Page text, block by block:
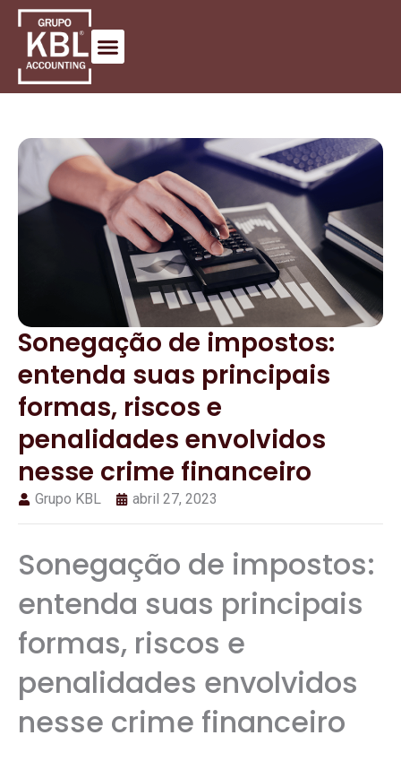
Sonegação de impostos:
entenda suas principais
formas, riscos e
penalidades envolvidos
nesse crime financeiro
Grupo KBL abril 27, 2023
Sonegação de impostos:
entenda suas principais
formas, riscos e
penalidades envolvidos
nesse crime financeiro